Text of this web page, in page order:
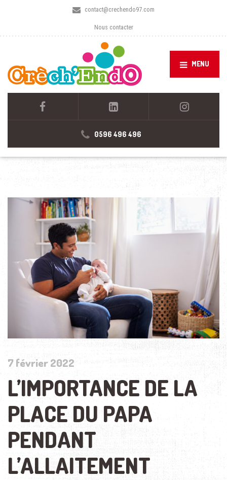
contact@crechendo97.com
Nous contacter
MENU
0596 496 496
7 février 2022
L’IMPORTANCE DE LA
PLACE DU PAPA
PENDANT
L’ALLAITEMENT